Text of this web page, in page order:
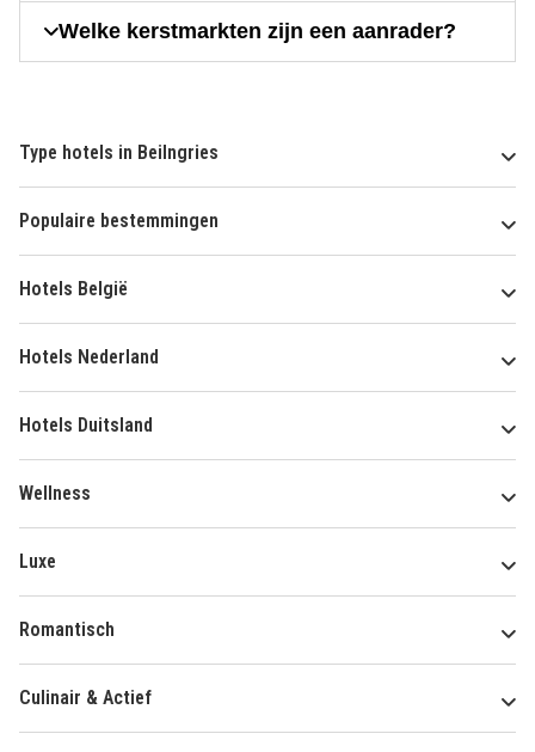
Welke kerstmarkten zijn een aanrader?
Type hotels in Beilngries
Populaire bestemmingen
Hotels België
Hotels Nederland
Hotels Duitsland
Wellness
Luxe
Romantisch
Culinair & Actief